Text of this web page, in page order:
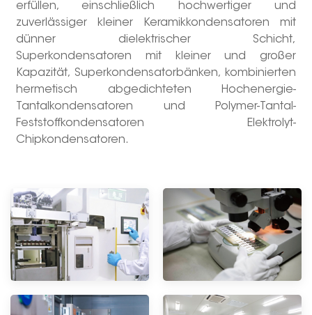
erfüllen, einschließlich hochwertiger und
zuverlässiger kleiner Keramikkondensatoren mit
dünner dielektrischer Schicht,
Superkondensatoren mit kleiner und großer
Kapazität, Superkondensatorbänken, kombinierten
hermetisch abgedichteten Hochenergie-
Tantalkondensatoren und Polymer-Tantal-
Feststoffkondensatoren Elektrolyt-
Chipkondensatoren.